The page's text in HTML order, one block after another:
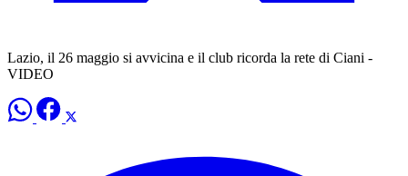
Lazio, il 26 maggio si avvicina e il club ricorda la rete di Ciani -
VIDEO